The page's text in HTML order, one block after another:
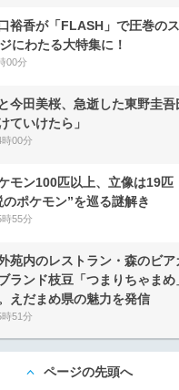
裕香が「FLASH」で圧巻の
にわたる大特集に！
00分
今田美桜、急逝した東野圭吾
ていけたら」
00分
モン100匹以上、立像は19
のポケモン”を巡る謎解き
55分
苑内のレストラン・森のビ
ランド枝豆「つまりちゃま
えだまめ県の魅力を発信
51分
ページの先頭へ